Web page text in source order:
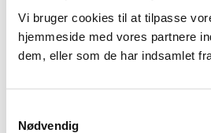
Vi bruger cookies til at tilpasse
hjemmeside med vores partnere
dem, eller som de har indsamlet
Nødvendig